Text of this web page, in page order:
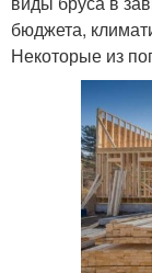
бюджета,
Некоторые из